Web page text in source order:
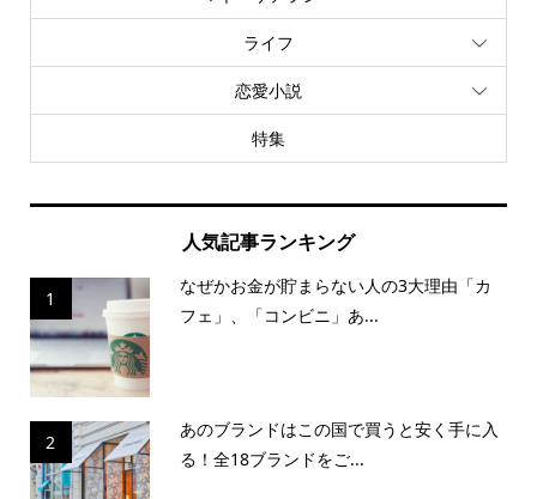
ライフ
恋愛小説
特集
人気記事ランキング
1
なぜかお金が貯まらない人の3大理由「カ
フェ」、「コンビニ」あ...
2
あのブランドはこの国で買うと安く手に入
る！全18ブランドをご...